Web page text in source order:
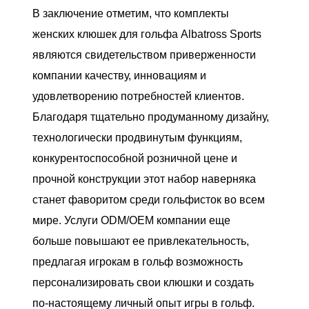
В заключение отметим, что комплекты
женских клюшек для гольфа Albatross Sports
являются свидетельством приверженности
компании качеству, инновациям и
удовлетворению потребностей клиентов.
Благодаря тщательно продуманному дизайну,
технологически продвинутым функциям,
конкурентоспособной розничной цене и
прочной конструкции этот набор наверняка
станет фаворитом среди гольфисток во всем
мире. Услуги ODM/OEM компании еще
больше повышают ее привлекательность,
предлагая игрокам в гольф возможность
персонализировать свои клюшки и создать
по-настоящему личный опыт игры в гольф.